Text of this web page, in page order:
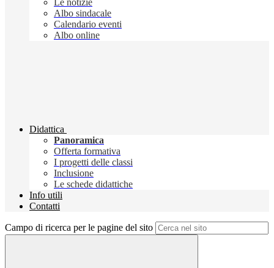
Le notizie
Albo sindacale
Calendario eventi
Albo online
Didattica
Panoramica
Offerta formativa
I progetti delle classi
Inclusione
Le schede didattiche
Info utili
Contatti
Campo di ricerca per le pagine del sito